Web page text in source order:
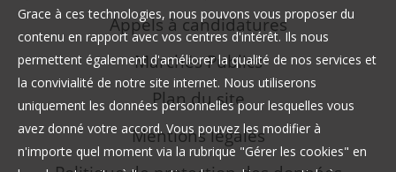
Appels à candidatures
Marchés Publics
Plan du site
Mentions légales
Grace à ces technologies, nous pouvons vous proposer du
contenu en rapport avec vos centres d'intérêt. Ils nous
permettent également d'améliorer la qualité de nos services et
la convivialité de notre site internet. Nous utiliserons
uniquement les données personnelles pour lesquelles vous
avez donné votre accord. Vous pouvez les modifier à
n'importe quel moment via la rubrique "Gérer les cookies" en